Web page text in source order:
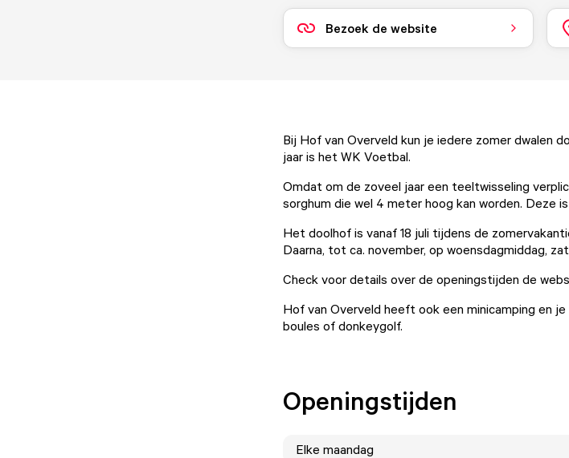
Bezoek de website
Bij Hof van Overveld kun je iedere zomer dwalen
jaar is het WK Voetbal.
Omdat om de zoveel jaar een teeltwisseling
sorghum die wel 4 meter hoog kan worden. Deze
Het doolhof is vanaf 18 juli tijdens de
Daarna, tot ca. november, op woensdagmiddag,
Check voor details over de openingstijden de
Hof van Overveld heeft ook een minicamping en
boules of donkeygolf.
Openingstijden
Elke maandag